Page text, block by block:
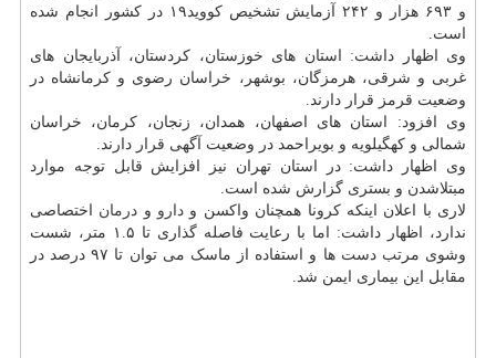
و ۶۹۳ هزار و ۲۴۲ آزمایش تشخیص کووید۱۹ در کشور انجام شده
است.
وی اظهار داشت: استان های خوزستان، کردستان، آذربایجان های
غربی و شرقی، هرمزگان، بوشهر، خراسان رضوی و کرمانشاه در
وضعیت قرمز قرار دارند.
وی افزود: استان های اصفهان، همدان، زنجان، کرمان، خراسان
شمالی و کهگیلویه و بویراحمد در وضعیت آگهی قرار دارند.
وی اظهار داشت: در استان تهران نیز افزایش قابل توجه موارد
مبتلاشدن و بستری گزارش شده است.
لاری با اعلان اینکه کرونا همچنان واکسن و دارو و درمان اختصاصی
ندارد، اظهار داشت: اما با رعایت فاصله گذاری تا ۱.۵ متر، شست
وشوی مرتب دست ها و استفاده از ماسک می توان تا ۹۷ درصد در
مقابل این بیماری ایمن شد.